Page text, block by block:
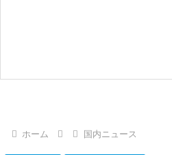
ホーム 国内ニュース